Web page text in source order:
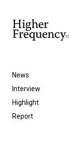
News
Interview
Highlight
Report